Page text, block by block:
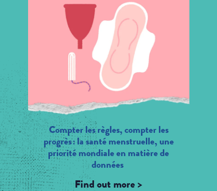
Compter les règles, compter les
progrès : la santé menstruelle, une
priorité mondiale en matière de
données
Find out more >